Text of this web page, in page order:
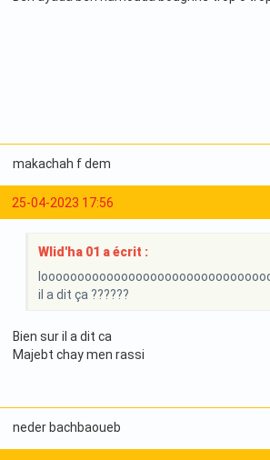
makachah f dem
25-04-2023 17:56
Wlid'ha 01 a écrit :
il a dit ça ??????
Bien sur il a dit ca
Majebt chay men rassi
neder bachbaoueb